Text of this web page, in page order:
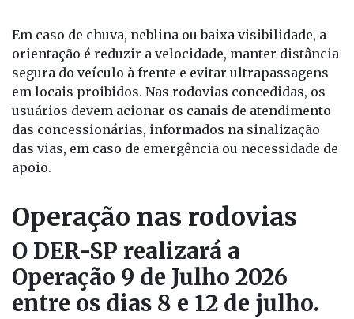
Em caso de chuva, neblina ou baixa visibilidade, a
orientação é reduzir a velocidade, manter distância
segura do veículo à frente e evitar ultrapassagens
em locais proibidos. Nas rodovias concedidas, os
usuários devem acionar os canais de atendimento
das concessionárias, informados na sinalização
das vias, em caso de emergência ou necessidade de
apoio.
Operação nas rodovias
O DER-SP realizará a
Operação 9 de Julho 2026
entre os dias 8 e 12 de julho.